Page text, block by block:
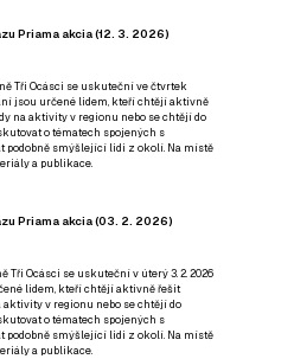
Priama akcia (12. 3. 2026)
Tři Ocásci se uskuteční ve čtvrtek
jsou určené lidem, kteří chtějí aktivně
na aktivity v regionu nebo se chtějí do
o tématech spojených s
podobně smýšlející lidi z okolí. Na místě
a publikace.
Priama akcia (03. 2. 2026)
Ocásci se uskuteční v úterý 3. 2. 2026
lidem, kteří chtějí aktivně řešit
aktivity v regionu nebo se chtějí do
o tématech spojených s
podobně smýšlející lidi z okolí. Na místě
a publikace.